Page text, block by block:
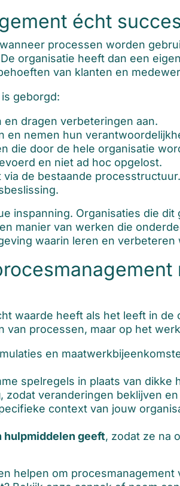
écht
processen worden
organisatie heeft dan een
van klanten en
geborgd:
dragen verbeteringen aan.
en nemen hun
die door de hele organisatie
en niet ad hoc opgelost.
de bestaande processtructuur.
inspanning. Organisaties die
manier van werken die
waarin leren en verbeteren
waarde heeft als het leeft in de
processen, maar op het
en
spelregels in plaats van dikke
, zodat veranderingen beklijven
context van jouw
hulpmiddelen geeft, zodat ze na
helpen om